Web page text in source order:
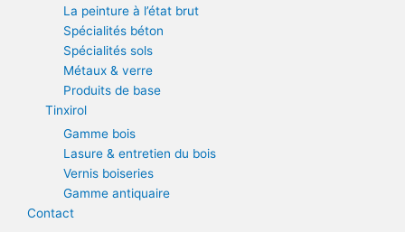
La peinture à l’état brut
Spécialités béton
Spécialités sols
Métaux & verre
Produits de base
Tinxirol
Gamme bois
Lasure & entretien du bois
Vernis boiseries
Gamme antiquaire
Contact